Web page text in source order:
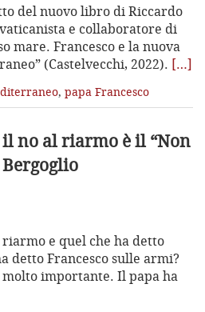
del nuovo libro di Riccardo
e collaboratore di
mare. Francesco e la nuova
(Castelvecchi, 2022). […]
, papa Francesco
il no al riarmo è il “Non
e quel che ha detto
detto Francesco sulle armi?
molto importante. Il papa ha